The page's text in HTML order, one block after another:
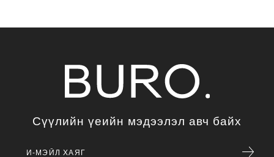
Сүүлийн үеийн мэдээлэл авч байх